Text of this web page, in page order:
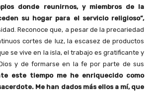
donde reunirnos, y miembros de la
su hogar para el servicio religioso”,
Reconoce que, a pesar de la precariedad
cortes de luz, la escasez de productos
se vive en la isla, el trabajo es gratificante y
y de formarse en la fe por parte de sus
este tiempo me he enriquecido como
Me han dados más ellos a mí, que